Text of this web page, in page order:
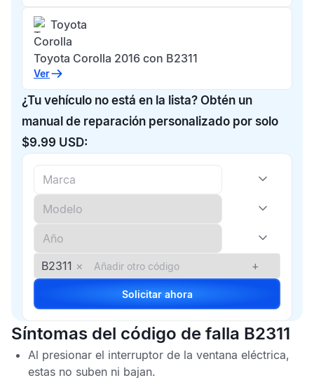
Toyota
Corolla
Toyota Corolla 2016 con B2311
Ver
¿Tu vehículo no está en la lista? Obtén un
manual de reparación personalizado por solo
$9.99 USD:
B2311 × +
Solicitar ahora
Síntomas del código de falla B2311
Al presionar el interruptor de la ventana eléctrica,
estas no suben ni bajan.